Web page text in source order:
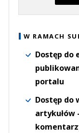
W RAMACH
Dostęp do
portalu
Dostęp do
artykułów